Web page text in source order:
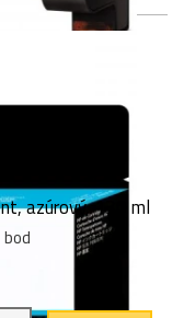
azúrový, 130 ml
bod